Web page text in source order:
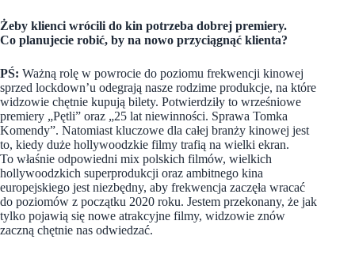
Żeby klienci wrócili do kin potrzeba dobrej premiery.
Co planujecie robić, by na nowo przyciągnąć klienta?
PŚ: Ważną rolę w powrocie do poziomu frekwencji kinowej
sprzed lockdown’u odegrają nasze rodzime produkcje, na które
widzowie chętnie kupują bilety. Potwierdziły to wrześniowe
premiery „Pętli” oraz „25 lat niewinności. Sprawa Tomka
Komendy”. Natomiast kluczowe dla całej branży kinowej jest
to, kiedy duże hollywoodzkie filmy trafią na wielki ekran.
To właśnie odpowiedni mix polskich filmów, wielkich
hollywoodzkich superprodukcji oraz ambitnego kina
europejskiego jest niezbędny, aby frekwencja zaczęła wracać
do poziomów z początku 2020 roku. Jestem przekonany, że jak
tylko pojawią się nowe atrakcyjne filmy, widzowie znów
zaczną chętnie nas odwiedzać.